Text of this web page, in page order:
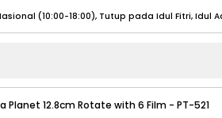
(08:00 - 20:00), Tutup pada Idul Fitri
Nasional (08:00 - 17:00) Selengkapnya
Planet 12.8cm Rotate with 6 Film - PT-521